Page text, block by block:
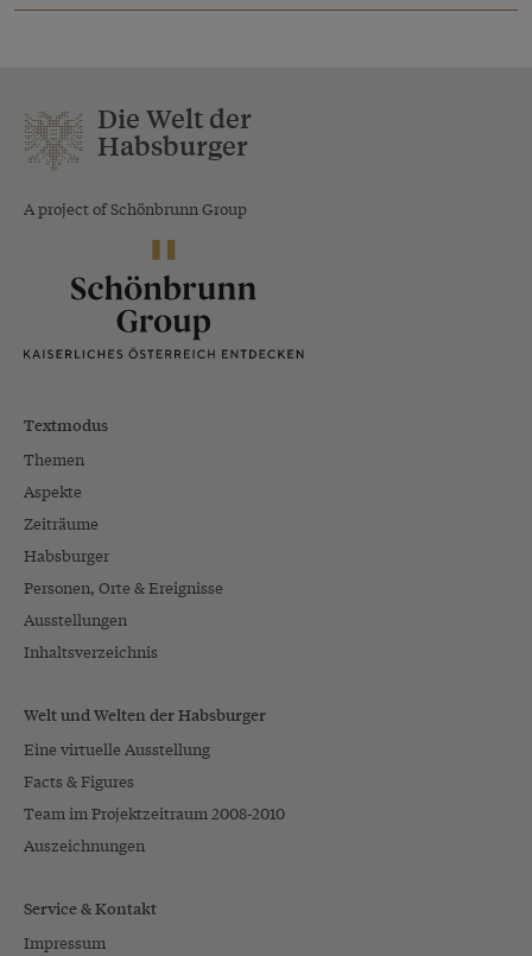
Die Welt der
Habsburger
A project of Schönbrunn Group
Textmodus
Themen
Aspekte
Zeiträume
Habsburger
Personen, Orte & Ereignisse
Ausstellungen
Inhaltsverzeichnis
Welt und Welten der Habsburger
Eine virtuelle Ausstellung
Facts & Figures
Team im Projektzeitraum 2008-2010
Auszeichnungen
Service & Kontakt
Impressum